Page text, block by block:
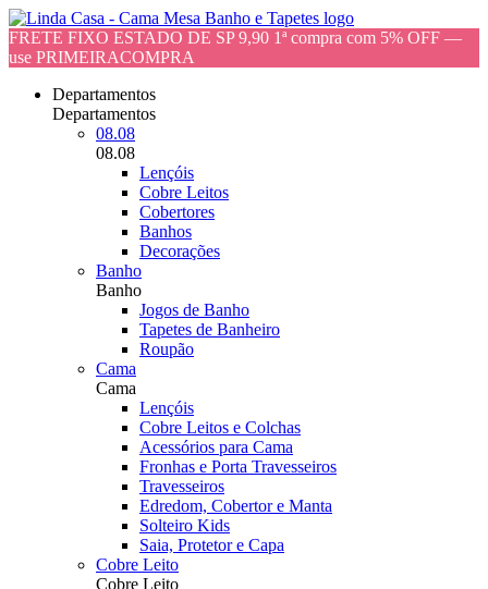
FRETE FIXO ESTADO DE SP 9,90 1ª compra com 5% OFF —
use PRIMEIRACOMPRA
Departamentos
Departamentos
08.08
08.08
Lençóis
Cobre Leitos
Cobertores
Banhos
Decorações
Banho
Banho
Jogos de Banho
Tapetes de Banheiro
Roupão
Cama
Cama
Lençóis
Cobre Leitos e Colchas
Acessórios para Cama
Fronhas e Porta Travesseiros
Travesseiros
Edredom, Cobertor e Manta
Solteiro Kids
Saia, Protetor e Capa
Cobre Leito
Cobre Leito